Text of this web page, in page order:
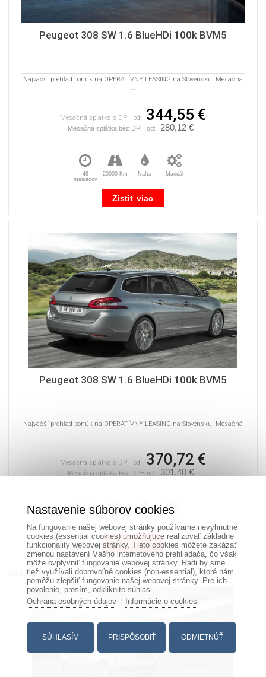
Peugeot 308 SW 1.6 BlueHDi 100k BVM5
Najväčší prehľad ponúk na OPERATÍVNY LEASING na Slovensku. Mesačná
...
48
mesiacov
20000 Km Nafta Manuál
Zistiť viac
Mesačná splátka s DPH od: 344,55 €
Mesačná splátka bez DPH od: 280,12 €
Peugeot 308 SW 1.6 BlueHDi 100k BVM5
Najväčší prehľad ponúk na OPERATÍVNY LEASING na Slovensku. Mesačná
...
mesiacov
Zistiť viac
Mesačná splátka s DPH od: 370,72 €
Mesačná splátka bez DPH od: 301,40 €
Skladom
Nastavenie súborov cookies
Na fungovanie našej webovej stránky používame nevyhnutné
cookies (essential cookies) umožňujúce realizovať základné
funkcionality webovej stránky. Tieto cookies môžete zakázať
zmenou nastavení Vášho internetového prehliadača, čo však
môže ovplyvniť fungovanie webovej stránky. Radi by sme
tiež využívali dobrovoľné cookies (non-essential), ktoré nám
pomôžu zlepšiť fungovanie našej webovej stránky. Pre ich
povolenie, prosím, odkliknite súhlas.
Ochrana osobných údajov| Informácie o cookies
SÚHLASÍM PRISPÔSOBIŤ ODMIETNÚŤ